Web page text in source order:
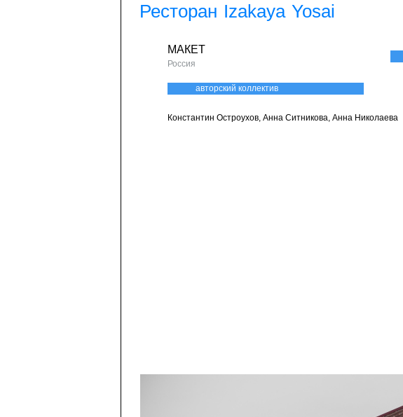
Ресторан Izakaya Yosai
МАКЕТ
Россия
авторский коллектив
Константин Остроухов, Анна Ситникова, Анна Николаева